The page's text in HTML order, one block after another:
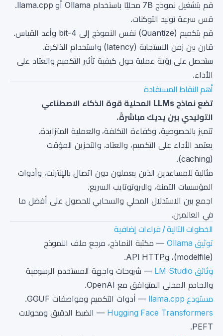
قم بتشغيل نموذج 7B محليًا باستخدام Ollama أو llama.cpp.
قس سرعة توليد التوكنات.
قم بتكميم (Quantize) نفس النموذج إلى 4-bit وأعد القياس.
قارن بين زمن الاستجابة (latency) واستخدام الذاكرة.
ستحصل على رؤية عملية حول كيفية تأثير التكميم والعتاد على
الأداء.
أهم النقاط المستفادة
تضع نماذج LLMs المحلية قوة الذكاء الاصطناعي
التوليدي بين يديك مباشرةً.
تتميز بالخصوصية، وكفاءة التكلفة، والعملية المتزايدة.
يعتمد الأداء على التكميم، والعتاد، والتخزين المؤقت
(caching).
مثالية للمساعدين الذين يعملون دون اتصال بالإنترنت، وأدوات
المؤسسات الآمنة، والبروتوتايب السريع.
اجمع بين الاستدلال المحلي والسحابي للحصول على أفضل ما
في العالمين.
الخطوات التالية / قراءات إضافية
توثيق Ollama
— مكتبة النماذج، مرجع ملف النموذج
(modelfile)، وAPI HTTP.
وثائق LM Studio
— شروحات واجهة المستخدم الرسومية
والخادم المحلي المتوافق مع OpenAI.
مستودع llama.cpp
— أدوات التكميم ومواصفات GGUF.
Hugging Face Transformers — الضبط الدقيق ومحولات
PEFT.